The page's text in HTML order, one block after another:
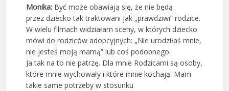
Monika: Być może obawiają się, że nie będą
przez dziecko tak traktowani jak „prawdziwi” rodzice.
W wielu filmach widziałam sceny, w których dziecko
mówi do rodziców adopcyjnych: „Nie urodziłaś mnie,
nie jesteś moją mamą” lub coś podobnego.
Ja tak na to nie patrzę. Dla mnie Rodzicami są osoby,
które mnie wychowały i które mnie kochają. Mam
takie same potrzeby w stosunku